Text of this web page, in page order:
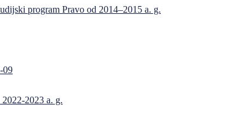
program Pravo od 2014–2015 a. g.
09
2023 a. g.